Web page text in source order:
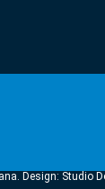
Design: Studio